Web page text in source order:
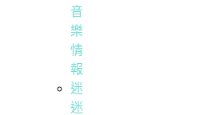
音
樂
情
報
迷
迷